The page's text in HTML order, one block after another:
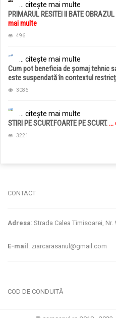
... citește mai multe
PRIMARUL RESITEI II BATE
mai multe
496
... citește mai multe
Cum pot beneficia de șomaj tehnic
este suspendată în contextul
3086
... citește mai multe
STIRI PE SCURT.FOARTE PE SCURT....
3221
CONTACT
Adresa: Strada Calea Timisoarei, Nr.
E-mail : ziarcarasanul@gmail.com
COD DE CONDUITĂ